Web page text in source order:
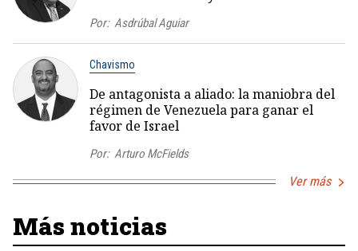
Por: Asdrúbal Aguiar
Chavismo
De antagonista a aliado: la maniobra del
régimen de Venezuela para ganar el
favor de Israel
Por: Arturo McFields
Ver más
Más noticias